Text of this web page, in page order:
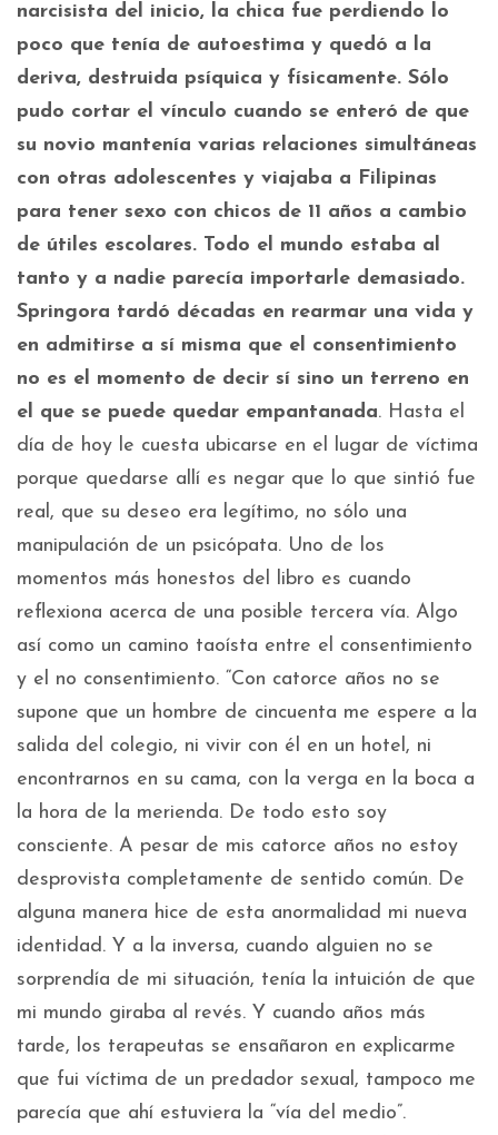
narcisista del inicio, la chica fue perdiendo lo
poco que tenía de autoestima y quedó a la
deriva, destruida psíquica y físicamente. Sólo
pudo cortar el vínculo cuando se enteró de que
su novio mantenía varias relaciones simultáneas
con otras adolescentes y viajaba a Filipinas
para tener sexo con chicos de 11 años a cambio
de útiles escolares. Todo el mundo estaba al
tanto y a nadie parecía importarle demasiado.
Springora tardó décadas en rearmar una vida y
en admitirse a sí misma que el consentimiento
no es el momento de decir sí sino un terreno en
el que se puede quedar empantanada. Hasta el
día de hoy le cuesta ubicarse en el lugar de víctima
porque quedarse allí es negar que lo que sintió fue
real, que su deseo era legítimo, no sólo una
manipulación de un psicópata. Uno de los
momentos más honestos del libro es cuando
reflexiona acerca de una posible tercera vía. Algo
así como un camino taoísta entre el consentimiento
y el no consentimiento. “Con catorce años no se
supone que un hombre de cincuenta me espere a la
salida del colegio, ni vivir con él en un hotel, ni
encontrarnos en su cama, con la verga en la boca a
la hora de la merienda. De todo esto soy
consciente. A pesar de mis catorce años no estoy
desprovista completamente de sentido común. De
alguna manera hice de esta anormalidad mi nueva
identidad. Y a la inversa, cuando alguien no se
sorprendía de mi situación, tenía la intuición de que
mi mundo giraba al revés. Y cuando años más
tarde, los terapeutas se ensañaron en explicarme
que fui víctima de un predador sexual, tampoco me
parecía que ahí estuviera la “vía del medio”.